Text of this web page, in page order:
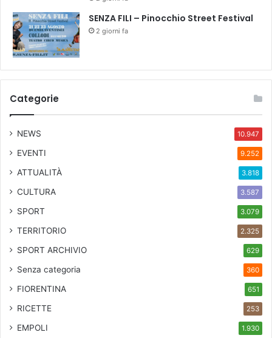
SENZA FILI – Pinocchio Street Festival
2 giorni fa
Categorie
NEWS 10.947
EVENTI 9.252
ATTUALITÀ 3.818
CULTURA 3.587
SPORT 3.079
TERRITORIO 2.325
SPORT ARCHIVIO 629
Senza categoria 360
FIORENTINA 651
RICETTE 253
EMPOLI 1.930